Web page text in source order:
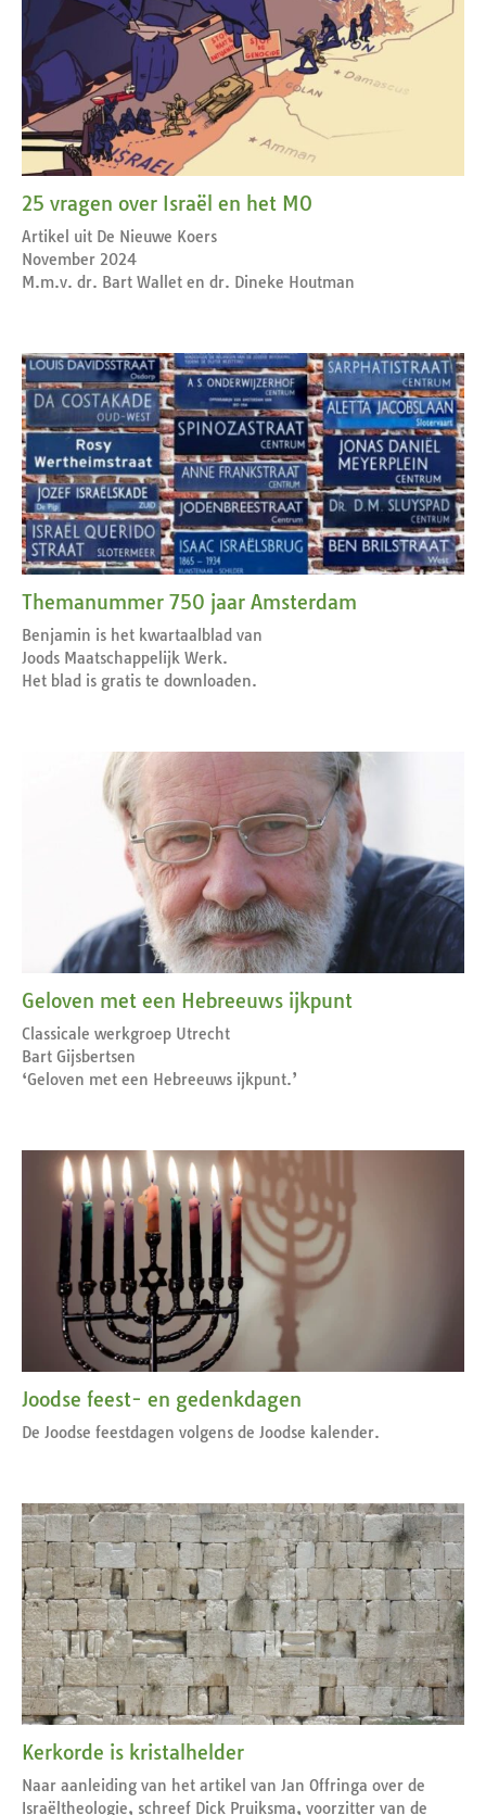
25 vragen over Israël en het MO
Artikel uit De Nieuwe Koers
November 2024
M.m.v. dr. Bart Wallet en dr. Dineke Houtman
Themanummer 750 jaar Amsterdam
Benjamin is het kwartaalblad van
Joods Maatschappelijk Werk.
Het blad is gratis te downloaden.
Geloven met een Hebreeuws ijkpunt
Classicale werkgroep Utrecht
Bart Gijsbertsen
‘Geloven met een Hebreeuws ijkpunt.’
Joodse feest- en gedenkdagen
De Joodse feestdagen volgens de Joodse kalender.
Kerkorde is kristalhelder
Naar aanleiding van het artikel van Jan Offringa over de
Israëltheologie, schreef Dick Pruiksma, voorzitter van de